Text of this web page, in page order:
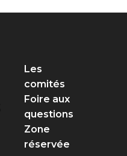
Les
comités
Foire aux
questions
Zone
réservée